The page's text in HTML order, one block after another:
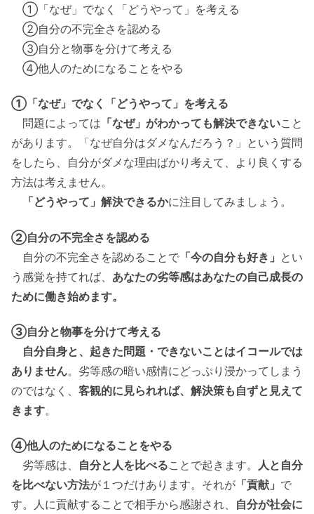
①「なぜ」でなく「どうやって」を考える
②自分の不完全さを認める
③自分と物事を分けて考える
④他人のためになることをやる
①「なぜ」でなく「どうやって」を考える
問題によっては 「なぜ」がわかっても解決できないこと
があります。「なぜ自分はダメなんだろう？」という質問
をしたら、自分がダメな理由ばかり考えて、より良くする
方法は考えません。
「どうやって」解決できるかに注目してみましょう。
②自分の不完全さを認める
自分の不完全さを認めることで 「今の自分も好き」 とい
う感覚を持てれば、 あなたの劣等感はあなたの自己成長の
ために働き始めます。
③自分と物事を分けて考える
自分自身と、起きた問題・できないことはイコールでは
ありません。劣等感の暗い感情にどっぷり浸かってしまう
のではなく、 客観的に見られれば、解決策も自ずと見えて
きます。
④他人のためになることをやる
劣等感は、 自分と人を比べることで起きます。 人と自分
を比べない方法が１つだけあります。それが 「貢献」 で
す。人に貢献することで相手から感謝され、 自分が社会に